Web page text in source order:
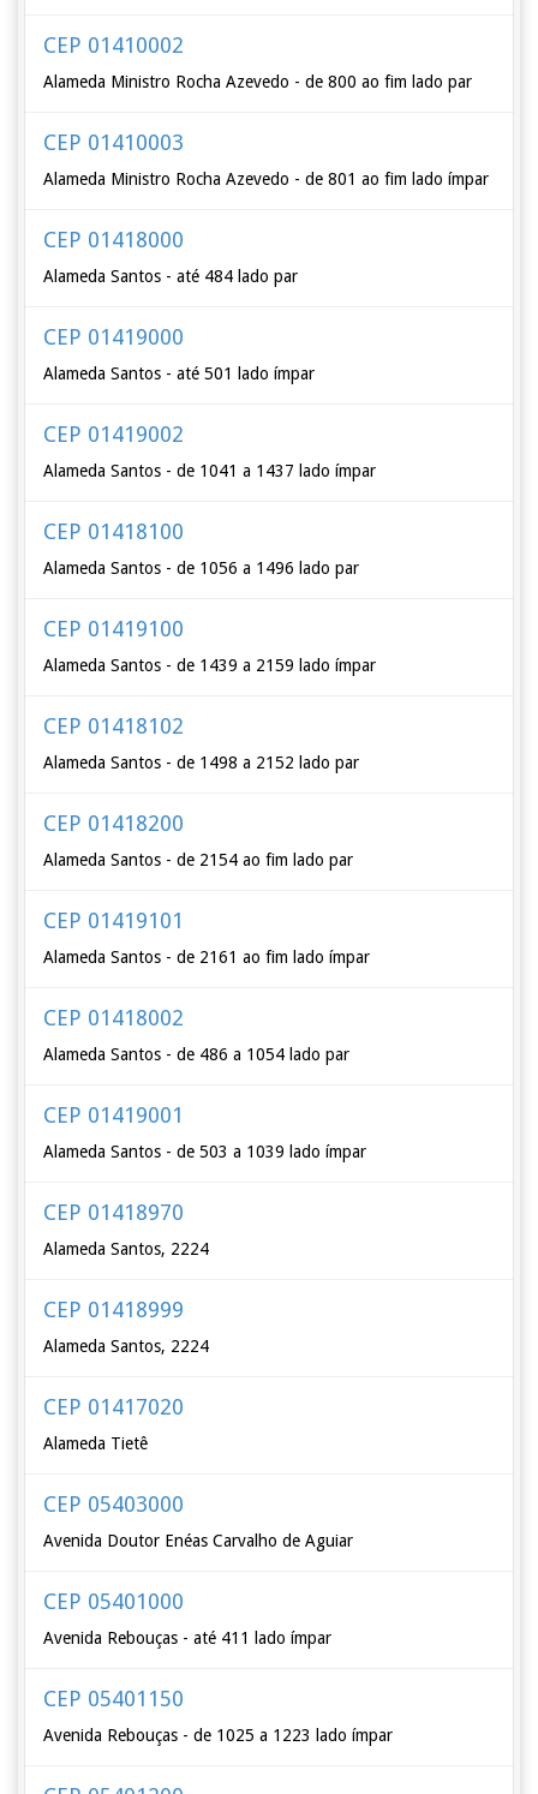
CEP 01410002
Alameda Ministro Rocha Azevedo - de 800 ao fim lado par
CEP 01410003
Alameda Ministro Rocha Azevedo - de 801 ao fim lado ímpar
CEP 01418000
Alameda Santos - até 484 lado par
CEP 01419000
Alameda Santos - até 501 lado ímpar
CEP 01419002
Alameda Santos - de 1041 a 1437 lado ímpar
CEP 01418100
Alameda Santos - de 1056 a 1496 lado par
CEP 01419100
Alameda Santos - de 1439 a 2159 lado ímpar
CEP 01418102
Alameda Santos - de 1498 a 2152 lado par
CEP 01418200
Alameda Santos - de 2154 ao fim lado par
CEP 01419101
Alameda Santos - de 2161 ao fim lado ímpar
CEP 01418002
Alameda Santos - de 486 a 1054 lado par
CEP 01419001
Alameda Santos - de 503 a 1039 lado ímpar
CEP 01418970
Alameda Santos, 2224
CEP 01418999
Alameda Santos, 2224
CEP 01417020
Alameda Tietê
CEP 05403000
Avenida Doutor Enéas Carvalho de Aguiar
CEP 05401000
Avenida Rebouças - até 411 lado ímpar
CEP 05401150
Avenida Rebouças - de 1025 a 1223 lado ímpar